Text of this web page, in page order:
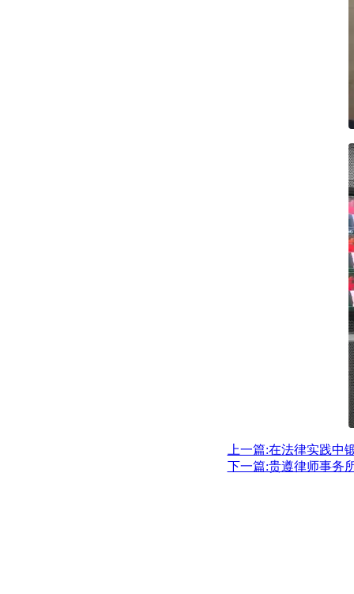
上一篇:在法律实践
下一篇:贵遵律师事务